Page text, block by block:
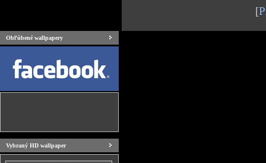
[
Obľúbené wallpapery
Vybraný HD wallpaper